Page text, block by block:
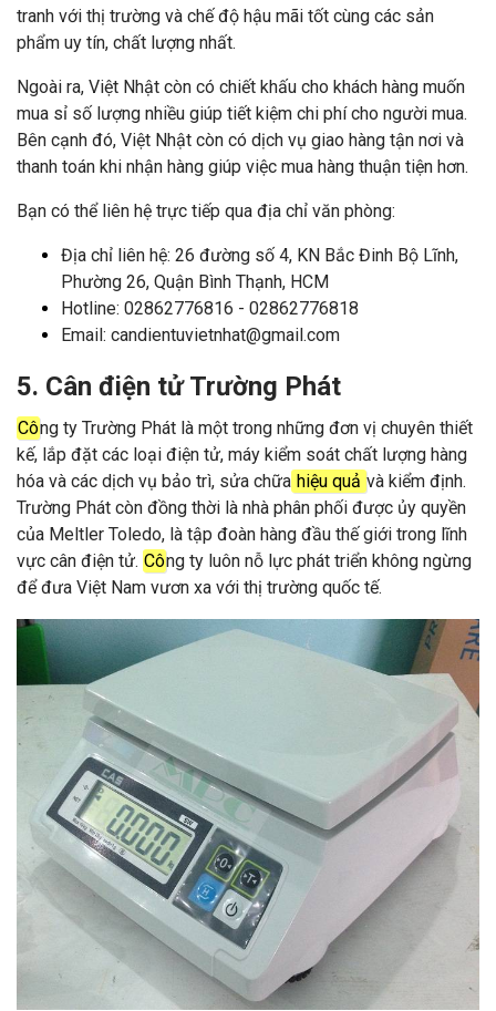
tranh với thị trường và chế độ hậu mãi tốt cùng các sản
phẩm uy tín, chất lượng nhất.
Ngoài ra, Việt Nhật còn có chiết khấu cho khách hàng muốn
mua sỉ số lượng nhiều giúp tiết kiệm chi phí cho người mua.
Bên cạnh đó, Việt Nhật còn có dịch vụ giao hàng tận nơi và
thanh toán khi nhận hàng giúp việc mua hàng thuận tiện hơn.
Bạn có thể liên hệ trực tiếp qua địa chỉ văn phòng:
Địa chỉ liên hệ: 26 đường số 4, KN Bắc Đinh Bộ Lĩnh,
Phường 26, Quận Bình Thạnh, HCM
Hotline: 02862776816 - 02862776818
Email: candientuvietnhat@gmail.com
5. Cân điện tử Trường Phát
Công ty Trường Phát là một trong những đơn vị chuyên thiết
kế, lắp đặt các loại điện tử, máy kiểm soát chất lượng hàng
hóa và các dịch vụ bảo trì, sửa chữa hiệu quả và kiểm định.
Trường Phát còn đồng thời là nhà phân phối được ủy quyền
của Meltler Toledo, là tập đoàn hàng đầu thế giới trong lĩnh
vực cân điện tử. Công ty luôn nỗ lực phát triển không ngừng
để đưa Việt Nam vươn xa với thị trường quốc tế.